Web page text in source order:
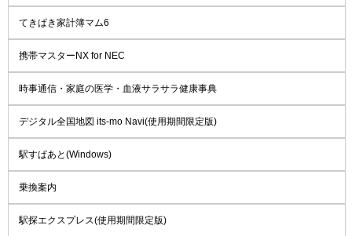
てきぱき家計簿マム6
携帯マスターNX for NEC
時事通信・家庭の医学・血液サラサラ健康事典
デジタル全国地図 its-mo Navi(使用期間限定版)
駅すぱあと(Windows)
乗換案内
駅探エクスプレス(使用期間限定版)